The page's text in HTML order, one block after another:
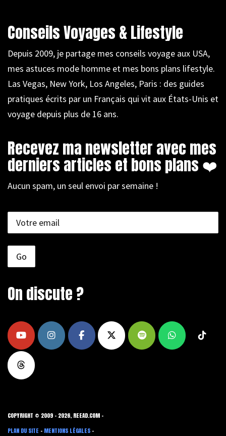
Conseils Voyages & Lifestyle
Depuis 2009, je partage mes conseils voyage aux USA,
mes astuces mode homme et mes bons plans lifestyle.
Las Vegas, New York, Los Angeles, Paris : des guides
pratiques écrits par un Français qui vit aux États-Unis et
voyage depuis plus de 16 ans.
Recevez ma newsletter avec mes
derniers articles et bons plans ❤️
Aucun spam, un seul envoi par semaine !
On discute ?
COPYRIGHT © 2009 - 2026, REEAD.COM -
PLAN DU SITE - MENTIONS LÉGALES -